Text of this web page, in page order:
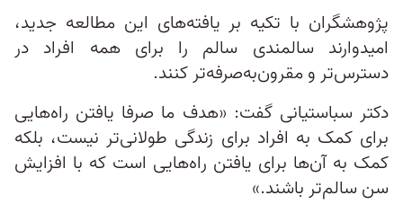
پژوهشگران با تکیه بر یافته‌های این مطالعه جدید،
امیدوارند سالمندی سالم را برای همه افراد در
دسترس‌تر و مقرون‌به‌صرفه‌تر کنند.
دکتر سباستیانی گفت: «هدف ما صرفا یافتن راه‌هایی
برای کمک به افراد برای زندگی طولانی‌تر نیست، بلکه
کمک به آن‌ها برای یافتن راه‌هایی است که با افزایش
سن سالم‌تر باشند.»